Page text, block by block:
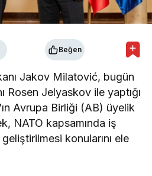
Beğen
Jakov Milatović, bugün
Rosen Jelyaskov ile yaptığı
Avrupa Birliği (AB) üyelik
NATO kapsamında iş
konularını ele